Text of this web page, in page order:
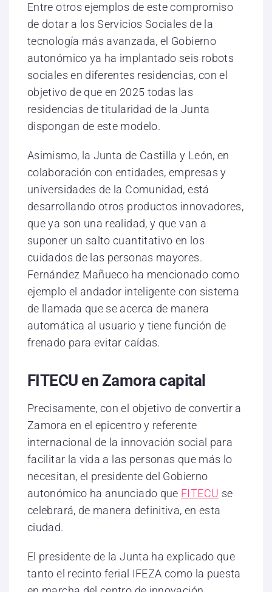
Entre otros ejemplos de este compromiso
de dotar a los Servicios Sociales de la
tecnología más avanzada, el Gobierno
autonómico ya ha implantado seis robots
sociales en diferentes residencias, con el
objetivo de que en 2025 todas las
residencias de titularidad de la Junta
dispongan de este modelo.
Asimismo, la Junta de Castilla y León, en
colaboración con entidades, empresas y
universidades de la Comunidad, está
desarrollando otros productos innovadores,
que ya son una realidad, y que van a
suponer un salto cuantitativo en los
cuidados de las personas mayores.
Fernández Mañueco ha mencionado como
ejemplo el andador inteligente con sistema
de llamada que se acerca de manera
automática al usuario y tiene función de
frenado para evitar caídas.
FITECU en Zamora capital
Precisamente, con el objetivo de convertir a
Zamora en el epicentro y referente
internacional de la innovación social para
facilitar la vida a las personas que más lo
necesitan, el presidente del Gobierno
autonómico ha anunciado que FITECU se
celebrará, de manera definitiva, en esta
ciudad.
El presidente de la Junta ha explicado que
tanto el recinto ferial IFEZA como la puesta